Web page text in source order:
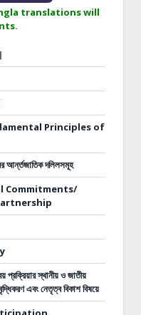
translations will
Principles of
আর্ন্তজাতিক দলিলসমূহ
Commitments/
স্থানীয় ও জাতীয়
এবং নেতৃত্ব বিকাশ বিষয়ে